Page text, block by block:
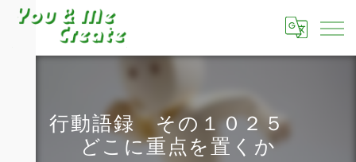
行動語録 その１０２５
どこに重点を置くか